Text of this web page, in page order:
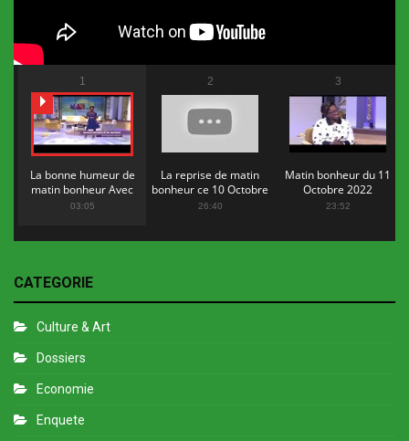
1
La bonne humeur de
matin bonheur Avec
Flopy Mendosa
03:05
2
La reprise de matin
bonheur ce 10 Octobre
2022
26:40
3
Matin bonheur du 11
Octobre 2022
23:52
CATEGORIE
Culture & Art
Dossiers
Economie
Enquete